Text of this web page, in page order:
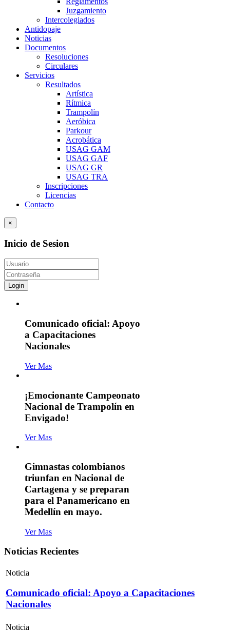
Juzgamiento
Intercolegiados
Antidopaje
Noticias
Documentos
Resoluciones
Circulares
Servicios
Resultados
Artística
Rítmica
Trampolín
Aeróbica
Parkour
Acrobática
USAG GAM
USAG GAF
USAG GR
USAG TRA
Inscripciones
Licencias
Contacto
×
Inicio de Sesion
Login
Comunicado oficial: Apoyo
a Capacitaciones
Nacionales
Ver Mas
¡Emocionante Campeonato
Nacional de Trampolín en
Envigado!
Ver Mas
Gimnastas colombianos
triunfan en Nacional de
Cartagena y se preparan
para el Panamericano en
Medellín en mayo.
Ver Mas
Noticias Recientes
Noticia
Comunicado oficial: Apoyo a Capacitaciones
Nacionales
Noticia